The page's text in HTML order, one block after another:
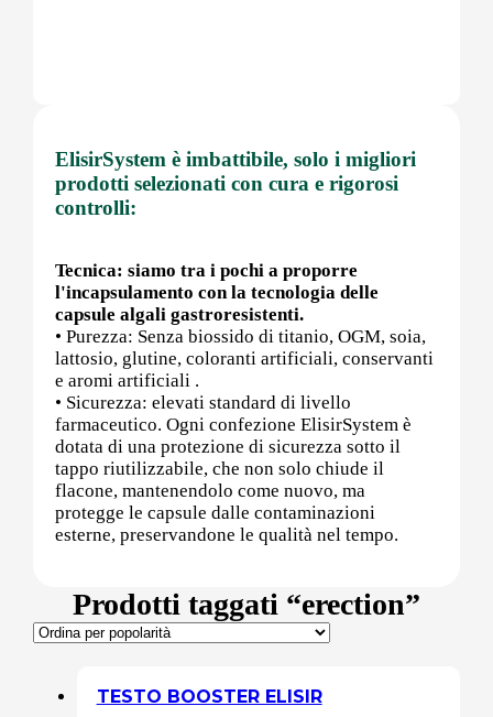
Post Workout
Prostata
Proteine
Sali minerali
Supporto Reni
ElisirSystem è imbattibile, solo i migliori
prodotti selezionati con cura e rigorosi
controlli:
Tecnica: siamo tra i pochi a proporre
l'incapsulamento con la tecnologia delle
capsule algali gastroresistenti.
• Purezza: Senza biossido di titanio, OGM, soia,
lattosio, glutine, coloranti artificiali, conservanti
e aromi artificiali .
• Sicurezza: elevati standard di livello
farmaceutico. Ogni confezione ElisirSystem è
dotata di una protezione di sicurezza sotto il
tappo riutilizzabile, che non solo chiude il
flacone, mantenendolo come nuovo, ma
protegge le capsule dalle contaminazioni
esterne, preservandone le qualità nel tempo.
Prodotti taggati “erection”
TESTO BOOSTER ELISIR